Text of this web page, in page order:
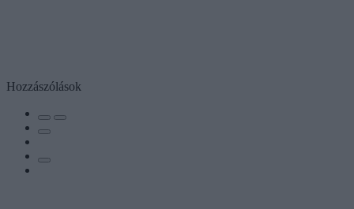
Hozzászólások